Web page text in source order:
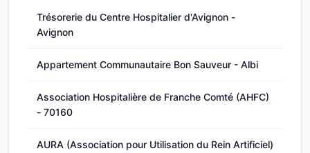
Trésorerie du Centre Hospitalier d'Avignon -
Avignon
Appartement Communautaire Bon Sauveur - Albi
Association Hospitalière de Franche Comté (AHFC)
- 70160
AURA (Association pour Utilisation du Rein Artificiel)